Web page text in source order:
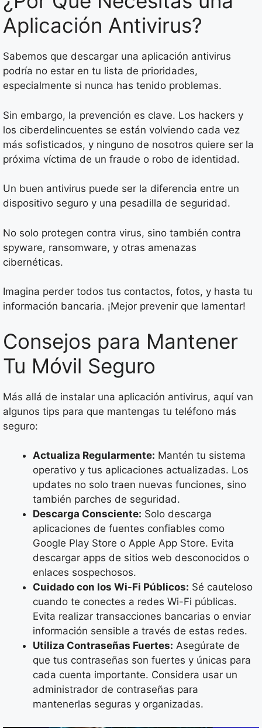
Aplicación Antivirus?
Sabemos que descargar una aplicación antivirus
podría no estar en tu lista de prioridades,
especialmente si nunca has tenido problemas.
Sin embargo, la prevención es clave. Los hackers y
los ciberdelincuentes se están volviendo cada vez
más sofisticados, y ninguno de nosotros quiere ser la
próxima víctima de un fraude o robo de identidad.
Un buen antivirus puede ser la diferencia entre un
dispositivo seguro y una pesadilla de seguridad.
No solo protegen contra virus, sino también contra
spyware, ransomware, y otras amenazas
cibernéticas.
Imagina perder todos tus contactos, fotos, y hasta tu
información bancaria. ¡Mejor prevenir que lamentar!
Consejos para Mantener
Tu Móvil Seguro
Más allá de instalar una aplicación antivirus, aquí van
algunos tips para que mantengas tu teléfono más
seguro:
Actualiza Regularmente: Mantén tu sistema
operativo y tus aplicaciones actualizadas. Los
updates no solo traen nuevas funciones, sino
también parches de seguridad.
Descarga Consciente: Solo descarga
aplicaciones de fuentes confiables como
Google Play Store o Apple App Store. Evita
descargar apps de sitios web desconocidos o
enlaces sospechosos.
Cuidado con los Wi-Fi Públicos: Sé cauteloso
cuando te conectes a redes Wi-Fi públicas.
Evita realizar transacciones bancarias o enviar
información sensible a través de estas redes.
Utiliza Contraseñas Fuertes: Asegúrate de
que tus contraseñas son fuertes y únicas para
cada cuenta importante. Considera usar un
administrador de contraseñas para
mantenerlas seguras y organizadas.